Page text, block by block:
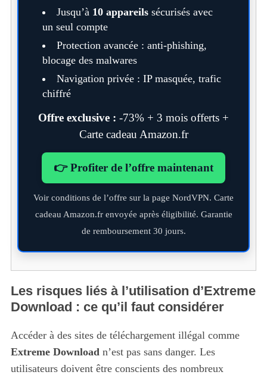
Jusqu’à 10 appareilssécurisés avec
un seul compte
Protection avancée : anti-phishing,
blocage des malwares
Navigation privée : IP masquée, trafic
chiffré
Offre exclusive : -73% + 3 mois offerts +
Carte cadeau Amazon.fr
👉 Profiter de l’offre maintenant
Voir conditions de l’offre sur la page NordVPN. Carte
cadeau Amazon.fr envoyée après éligibilité. Garantie
de remboursement 30 jours.
Les risques liés à l’utilisation d’Extreme
Download : ce qu’il faut considérer
Accéder à des sites de téléchargement illégal comme
Extreme Download n’est pas sans danger. Les
utilisateurs doivent être conscients des nombreux